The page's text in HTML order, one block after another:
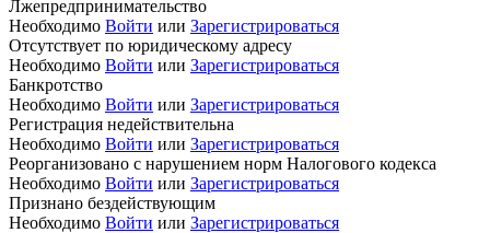
Лжепредпринимательство
Необходимо Войти или Зарегистрироваться
Отсутствует по юридическому адресу
Необходимо Войти или Зарегистрироваться
Банкротство
Необходимо Войти или Зарегистрироваться
Регистрация недействительна
Необходимо Войти или Зарегистрироваться
Реорганизовано с нарушением норм Налогового кодекса
Необходимо Войти или Зарегистрироваться
Признано бездействующим
Необходимо Войти или Зарегистрироваться